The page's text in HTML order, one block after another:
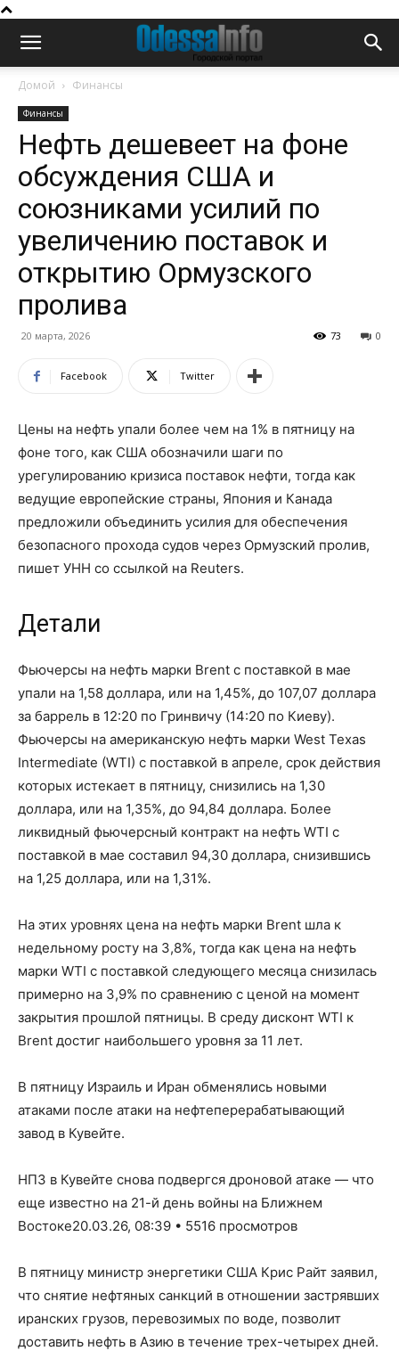
Домой Финансы
Финансы
Нефть дешевеет на фоне
обсуждения США и
союзниками усилий по
увеличению поставок и
открытию Ормузского
пролива
20 марта, 2026 0
73
Facebook Twitter
Цены на нефть упали более чем на 1% в пятницу на
фоне того, как США обозначили шаги по
урегулированию кризиса поставок нефти, тогда как
ведущие европейские страны, Япония и Канада
предложили объединить усилия для обеспечения
безопасного прохода судов через Ормузский пролив,
пишет УНН со ссылкой на Reuters.
Детали
Фьючерсы на нефть марки Brent с поставкой в мае
упали на 1,58 доллара, или на 1,45%, до 107,07 доллара
за баррель в 12:20 по Гринвичу (14:20 по Киеву).
Фьючерсы на американскую нефть марки West Texas
Intermediate (WTI) с поставкой в апреле, срок действия
которых истекает в пятницу, снизились на 1,30
доллара, или на 1,35%, до 94,84 доллара. Более
ликвидный фьючерсный контракт на нефть WTI с
поставкой в мае составил 94,30 доллара, снизившись
на 1,25 доллара, или на 1,31%.
На этих уровнях цена на нефть марки Brent шла к
недельному росту на 3,8%, тогда как цена на нефть
марки WTI с поставкой следующего месяца снизилась
примерно на 3,9% по сравнению с ценой на момент
закрытия прошлой пятницы. В среду дисконт WTI к
Brent достиг наибольшего уровня за 11 лет.
В пятницу Израиль и Иран обменялись новыми
атаками после атаки на нефтеперерабатывающий
завод в Кувейте.
НПЗ в Кувейте снова подвергся дроновой атаке — что
еще известно на 21-й день войны на Ближнем
Востоке20.03.26, 08:39 • 5516 просмотров
В пятницу министр энергетики США Крис Райт заявил,
что снятие нефтяных санкций в отношении застрявших
иранских грузов, перевозимых по воде, позволит
доставить нефть в Азию в течение трех-четырех дней.